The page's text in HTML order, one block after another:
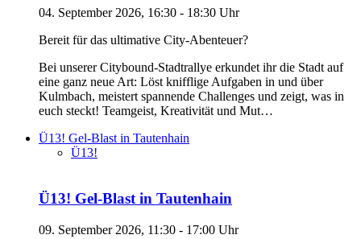
04. September 2026, 16:30 - 18:30 Uhr
Bereit für das ultimative City-Abenteuer?
Bei unserer Citybound-Stadtrallye erkundet ihr die Stadt auf
eine ganz neue Art: Löst knifflige Aufgaben in und über
Kulmbach, meistert spannende Challenges und zeigt, was in
euch steckt! Teamgeist, Kreativität und Mut…
Ü13! Gel-Blast in Tautenhain
Ü13!
Ü13! Gel-Blast in Tautenhain
09. September 2026, 11:30 - 17:00 Uhr